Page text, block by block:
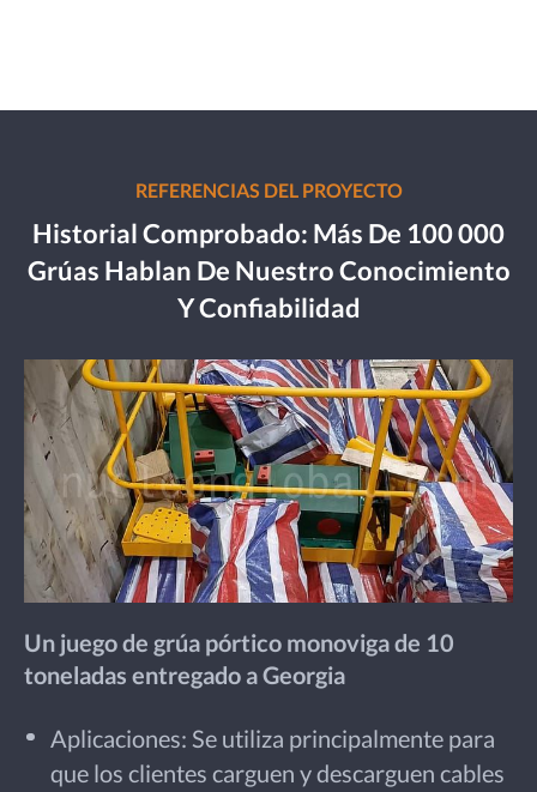
REFERENCIAS DEL PROYECTO
Historial Comprobado: Más De 100 000
Grúas Hablan De Nuestro Conocimiento
Y Confiabilidad
Un juego de grúa pórtico monoviga de 10
toneladas entregado a Georgia
Aplicaciones: Se utiliza principalmente para
que los clientes carguen y descarguen cables